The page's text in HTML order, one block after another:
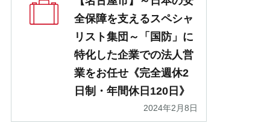
全保障を支えるスペシャ
リスト集団～「国防」に
特化した企業での法人営
業をお任せ《完全週休2
日制・年間休日120日》
2024年2月8日